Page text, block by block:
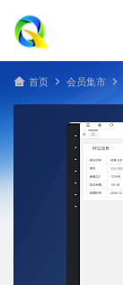
首页 会员集市